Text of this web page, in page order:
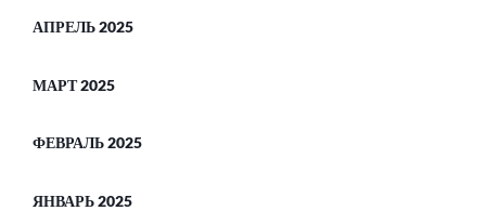
АПРЕЛЬ 2025
МАРТ 2025
ФЕВРАЛЬ 2025
ЯНВАРЬ 2025